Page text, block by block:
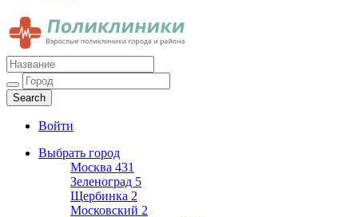
Поликлиники
Взрослые поликлиники города и района
Войти
Выбрать город
Москва 431
Зеленоград 5
Щербинка 2
Московский 2